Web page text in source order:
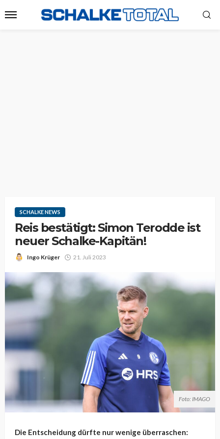
SCHALKE NEWS
Reis bestätigt: Simon Terodde ist
neuer Schalke-Kapitän!
Ingo Krüger 21. Juli 2023
Foto: IMAGO
Die Entscheidung dürfte nur wenige überraschen: